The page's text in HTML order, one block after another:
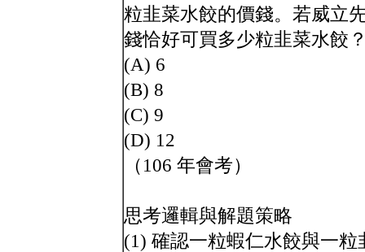
粒韭菜水餃的價錢。若威立
錢恰好可買多少粒韭菜水餃
(A) 6
(B) 8
(C) 9
(D) 12
（106 年會考）
思考邏輯與解題策略
(1) 確認一粒蝦仁水餃與一